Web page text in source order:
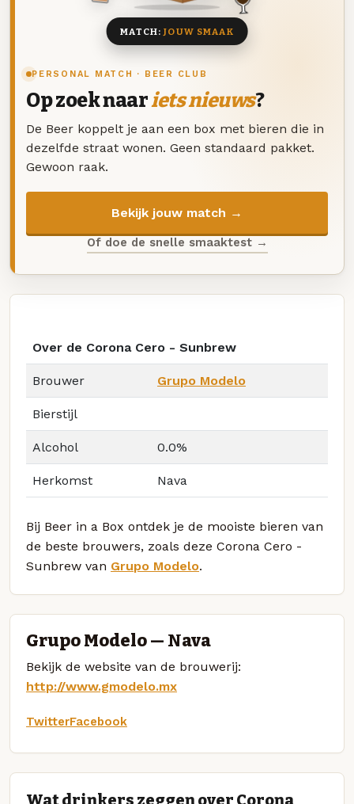
PERSONAL MATCH · BEER CLUB
Op zoek naariets nieuws?
De Beer koppelt je aan een box met bieren die in
dezelfde straat wonen. Geen standaard pakket.
Gewoon raak.
Bekijk jouw match →
Of doe de snelle smaaktest →
MATCH:JOUW SMAAK
Over de Corona Cero - Sunbrew
Brouwer Grupo Modelo
Bierstijl
Alcohol 0.0%
Herkomst Nava
Bij Beer in a Box ontdek je de mooiste bieren van
de beste brouwers, zoals deze Corona Cero -
Sunbrew van Grupo Modelo.
Grupo Modelo — Nava
Bekijk de website van de brouwerij:
http://www.gmodelo.mx
TwitterFacebook